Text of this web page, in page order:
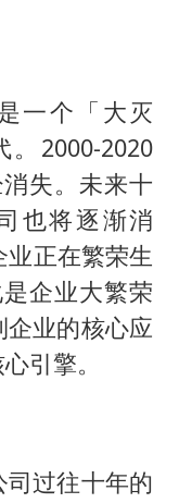
一个「大灭
2000-2020
失。未来十
也将逐渐消
正在繁荣生
企业大繁荣
业的核心应
引擎。
过往十年的